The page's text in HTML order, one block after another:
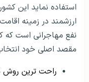
استفاده نماید این
ارزشمند در زمینه
نفع مهاجرانی است که
مقصد اصلی خود
راحت ترین روش